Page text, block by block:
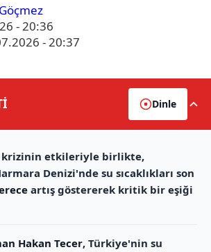
- 20:36
- 20:37
Dinle
krizinin etkileriyle birlikte,
Denizi'nde su sıcaklıkları son
artış göstererek kritik bir eşiği
Hakan Tecer, Türkiye'nin su